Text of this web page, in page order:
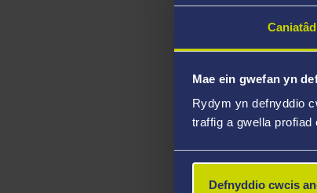
Caniatâd
Mae ein gwefan yn
Rydym yn defnyddio
traffig a gwella profiad
Defnyddio cwcis
15 Tachwedd 2024
Duges Caeredin
trais rhywiol